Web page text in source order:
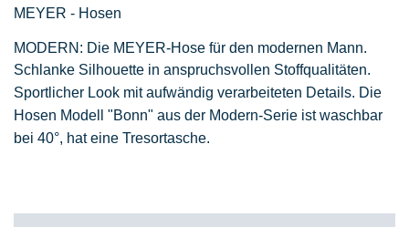
MEYER - Hosen
MODERN: Die MEYER-Hose für den modernen Mann.
Schlanke Silhouette in anspruchsvollen Stoffqualitäten.
Sportlicher Look mit aufwändig verarbeiteten Details. Die
Hosen Modell "Bonn" aus der Modern-Serie ist waschbar
bei 40°, hat eine Tresortasche.